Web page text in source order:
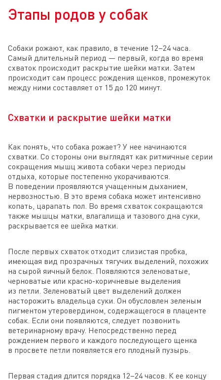
Этапы родов у собак
Собаки рожают, как правило, в течение 12–24 часа.
Самый длительный период — первый, когда во время
схваток происходит раскрытие шейки матки. Затем
происходит сам процесс рождения щенков, промежуток
между ними составляет от 15 до 120 минут.
Схватки и раскрытие шейки матки
Как понять, что собака рожает? У нее начинаются
схватки. Со стороны они выглядят как ритмичные серии
сокращения мышц живота собаки через периоды
отдыха, которые постепенно укорачиваются.
В поведении проявляются учащенным дыханием,
нервозностью. В это время собака может интенсивно
копать, царапать пол. Во время схваток сокращаются
также мышцы матки, влагалища и тазового дна суки,
раскрывается ее шейка матки.
После первых схваток отходит слизистая пробка,
имеющая вид прозрачных тягучих выделений, похожих
на сырой яичный белок. Появляются зеленоватые,
черноватые или красно-коричневые выделения
из петли. Зеленоватый цвет выделений должен
насторожить владельца суки. Он обусловлен зеленым
пигментом утеровердином, содержащегося в плаценте
собак. Если они появляются, следует позвонить
ветеринарному врачу. Непосредственно перед
рождением первого и каждого последующего щенка
в просвете петли появляется его плодный пузырь.
Первая стадия длится порядка 12–24 часов. К ее концу